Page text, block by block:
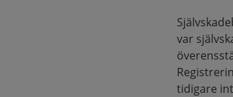
var
tidigare